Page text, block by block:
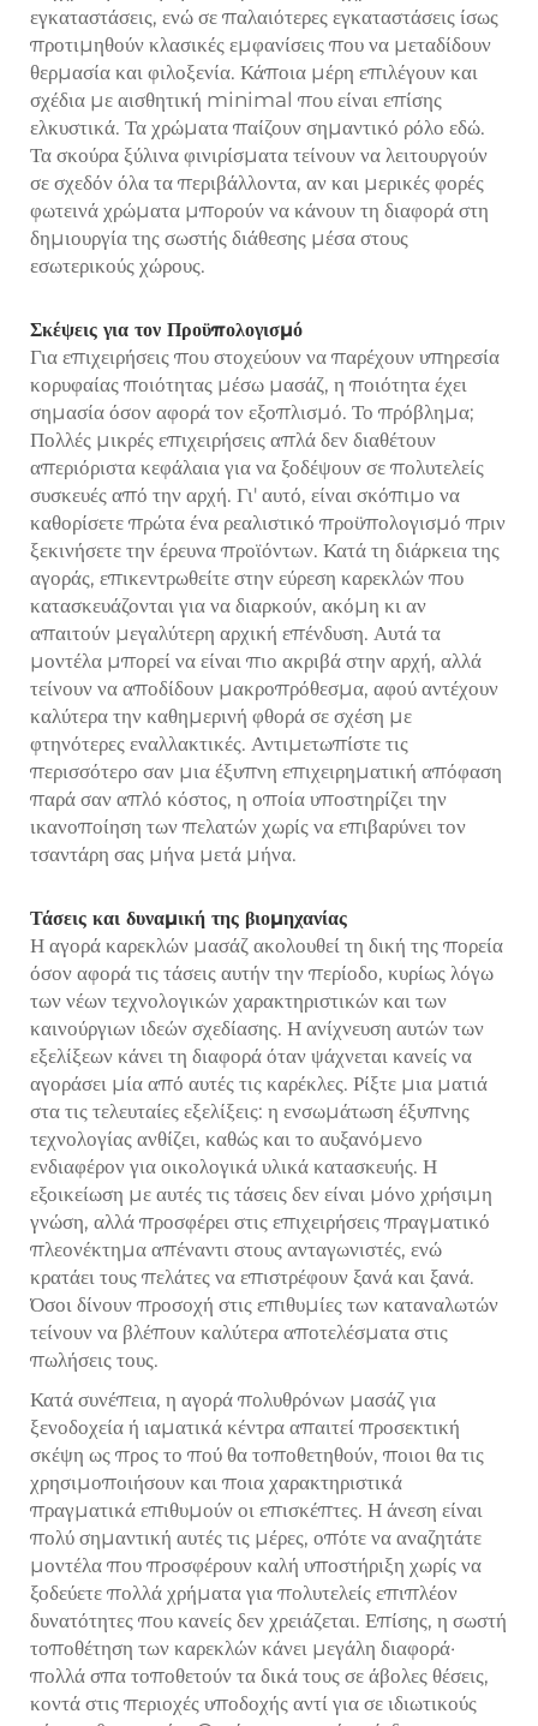
εγκαταστάσεις, ενώ σε παλαιότερες εγκαταστάσεις ίσως
προτιμηθούν κλασικές εμφανίσεις που να μεταδίδουν
θερμασία και φιλοξενία. Κάποια μέρη επιλέγουν και
σχέδια με αισθητική minimal που είναι επίσης
ελκυστικά. Τα χρώματα παίζουν σημαντικό ρόλο εδώ.
Τα σκούρα ξύλινα φινιρίσματα τείνουν να λειτουργούν
σε σχεδόν όλα τα περιβάλλοντα, αν και μερικές φορές
φωτεινά χρώματα μπορούν να κάνουν τη διαφορά στη
δημιουργία της σωστής διάθεσης μέσα στους
εσωτερικούς χώρους.
Σκέψεις για τον Προϋπολογισμό
Για επιχειρήσεις που στοχεύουν να παρέχουν υπηρεσία
κορυφαίας ποιότητας μέσω μασάζ, η ποιότητα έχει
σημασία όσον αφορά τον εξοπλισμό. Το πρόβλημα;
Πολλές μικρές επιχειρήσεις απλά δεν διαθέτουν
απεριόριστα κεφάλαια για να ξοδέψουν σε πολυτελείς
συσκευές από την αρχή. Γι' αυτό, είναι σκόπιμο να
καθορίσετε πρώτα ένα ρεαλιστικό προϋπολογισμό πριν
ξεκινήσετε την έρευνα προϊόντων. Κατά τη διάρκεια της
αγοράς, επικεντρωθείτε στην εύρεση καρεκλών που
κατασκευάζονται για να διαρκούν, ακόμη κι αν
απαιτούν μεγαλύτερη αρχική επένδυση. Αυτά τα
μοντέλα μπορεί να είναι πιο ακριβά στην αρχή, αλλά
τείνουν να αποδίδουν μακροπρόθεσμα, αφού αντέχουν
καλύτερα την καθημερινή φθορά σε σχέση με
φτηνότερες εναλλακτικές. Αντιμετωπίστε τις
περισσότερο σαν μια έξυπνη επιχειρηματική απόφαση
παρά σαν απλό κόστος, η οποία υποστηρίζει την
ικανοποίηση των πελατών χωρίς να επιβαρύνει τον
τσαντάρη σας μήνα μετά μήνα.
Τάσεις και δυναμική της βιομηχανίας
Η αγορά καρεκλών μασάζ ακολουθεί τη δική της πορεία
όσον αφορά τις τάσεις αυτήν την περίοδο, κυρίως λόγω
των νέων τεχνολογικών χαρακτηριστικών και των
καινούργιων ιδεών σχεδίασης. Η ανίχνευση αυτών των
εξελίξεων κάνει τη διαφορά όταν ψάχνεται κανείς να
αγοράσει μία από αυτές τις καρέκλες. Ρίξτε μια ματιά
στα τις τελευταίες εξελίξεις: η ενσωμάτωση έξυπνης
τεχνολογίας ανθίζει, καθώς και το αυξανόμενο
ενδιαφέρον για οικολογικά υλικά κατασκευής. Η
εξοικείωση με αυτές τις τάσεις δεν είναι μόνο χρήσιμη
γνώση, αλλά προσφέρει στις επιχειρήσεις πραγματικό
πλεονέκτημα απέναντι στους ανταγωνιστές, ενώ
κρατάει τους πελάτες να επιστρέφουν ξανά και ξανά.
Όσοι δίνουν προσοχή στις επιθυμίες των καταναλωτών
τείνουν να βλέπουν καλύτερα αποτελέσματα στις
πωλήσεις τους.
Κατά συνέπεια, η αγορά πολυθρόνων μασάζ για
ξενοδοχεία ή ιαματικά κέντρα απαιτεί προσεκτική
σκέψη ως προς το πού θα τοποθετηθούν, ποιοι θα τις
χρησιμοποιήσουν και ποια χαρακτηριστικά
πραγματικά επιθυμούν οι επισκέπτες. Η άνεση είναι
πολύ σημαντική αυτές τις μέρες, οπότε να αναζητάτε
μοντέλα που προσφέρουν καλή υποστήριξη χωρίς να
ξοδεύετε πολλά χρήματα για πολυτελείς επιπλέον
δυνατότητες που κανείς δεν χρειάζεται. Επίσης, η σωστή
τοποθέτηση των καρεκλών κάνει μεγάλη διαφορά·
πολλά σπα τοποθετούν τα δικά τους σε άβολες θέσεις,
κοντά στις περιοχές υποδοχής αντί για σε ιδιωτικούς